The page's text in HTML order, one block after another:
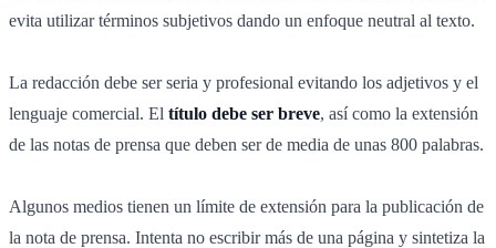
evita utilizar términos subjetivos dando un enfoque neutral al texto.
La redacción debe ser seria y profesional evitando los adjetivos y el
lenguaje comercial. El título debe ser breve, así como la extensión
de las notas de prensa que deben ser de media de unas 800 palabras.
Algunos medios tienen un límite de extensión para la publicación de
la nota de prensa. Intenta no escribir más de una página y sintetiza la